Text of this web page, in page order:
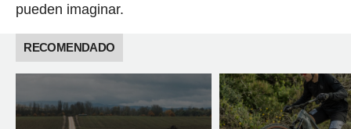
pueden imaginar.
RECOMENDADO